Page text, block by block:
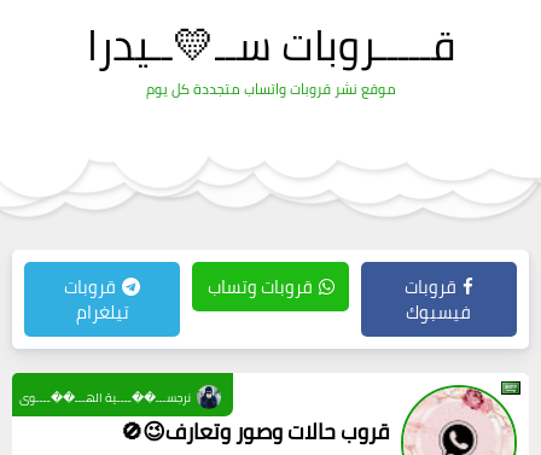
قـــــروبات ســ💛ــيدرا
موقع نشر قروبات واتساب متجددة كل يوم
قروبات
فيسبوك
قروبات وتساب قروبات
تيلغرام
قروب حالات وصور وتعارف😉🚫
نرجســـ��ــــية الهـــ��ــــوى